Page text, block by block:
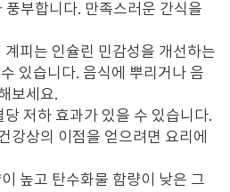
부합니다. 만족스러운 간식을
계피는 인슐린 민감성을 개선하는
있습니다. 음식에 뿌리거나 음
보세요.
저하 효과가 있을 수 있습니다.
강상의 이점을 얻으려면 요리에
높고 탄수화물 함량이 낮은 그